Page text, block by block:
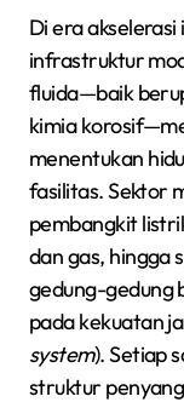
Di era akselerasi industri dan pembangunan
infrastruktur
fluida—baik
kimia
menentukan
fasilitas. Sektor
pembangkit
dan gas, hingga
gedung-gedung
pada kekuatan
system). Setiap
struktur